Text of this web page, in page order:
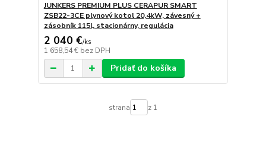
JUNKERS PREMIUM PLUS CERAPUR SMART
ZSB22-3CE plynový kotol 20,4kW, závesný +
zásobník 115l, stacionárny, regulácia
2 040 €/ks
1 658,54 € bez DPH
Pridať do košíka
strana z 1